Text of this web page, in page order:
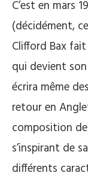
C’est en mars
(décidément,
Clifford Bax
qui devient
écrira même
retour en
composition
s’inspirant de
différents